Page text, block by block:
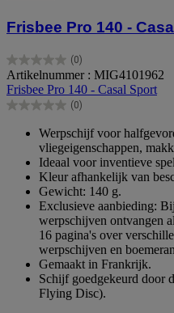
Frisbee Pro 140 -
(0)
0.0
van
de
5
Artikelnummer : MIG4101962
Frisbee Pro 140 - Casal Sport
(0)
0.0
sterren.
Werpschijf voor
vliegeigenschappen,
Ideaal voor inventieve
Kleur afhankelijk van
Gewicht: 140 g.
Exclusieve aanbieding:
werpschijven ontvangen
16 pagina's over
werpschijven en
Gemaakt in Frankrijk.
Schijf goedgekeurd door
Flying Disc).